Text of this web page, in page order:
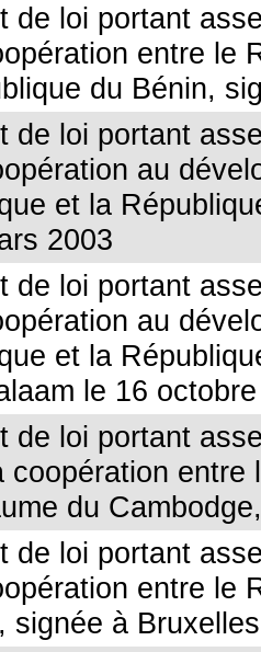
de loi portant
entre le
du Bénin,
de loi portant
au
et la
2003
de loi portant
au
et la
le 16
de loi portant
coopération entre
du
de loi portant
entre le
signée à